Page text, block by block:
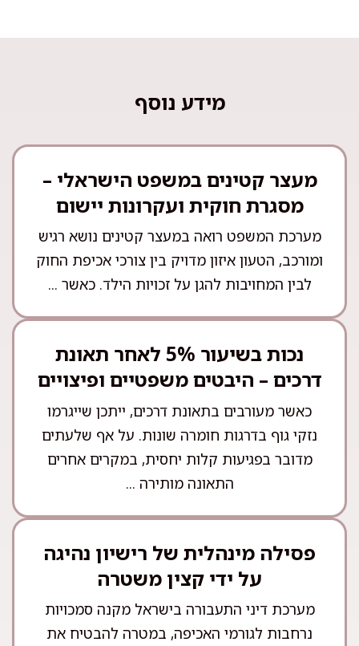
מידע נוסף
מעצר קטינים במשפט הישראלי –
מסגרת חוקית ועקרונות יישום
מערכת המשפט רואה במעצר קטינים נושא רגיש
ומורכב, הטעון איזון מדויק בין צורכי אכיפת החוק
לבין המחויבות להגן על זכויות הילד. כאשר ...
נכות בשיעור 5% לאחר תאונת
דרכים – היבטים משפטיים ופיצויים
כאשר מעורבים בתאונת דרכים, ייתכן שייגרמו
נזקי גוף בדרגות חומרה שונות. על אף שלעתים
מדובר בפגיעות קלות יחסית, במקרים אחרים
התאונה מותירה ...
פסילה מינהלית של רישיון נהיגה
על ידי קצין משטרה
מערכת דיני התעבורה בישראל מקנה סמכויות
נרחבות לגורמי האכיפה, במטרה להבטיח את